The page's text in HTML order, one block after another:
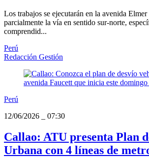
Los trabajos se ejecutarán en la avenida
parcialmente la vía en sentido sur-norte,
comprendid...
Perú
Redacción Gestión
Perú
12/06/2026
07:30
Callao: ATU presenta Plan
Urbana con 4 líneas de